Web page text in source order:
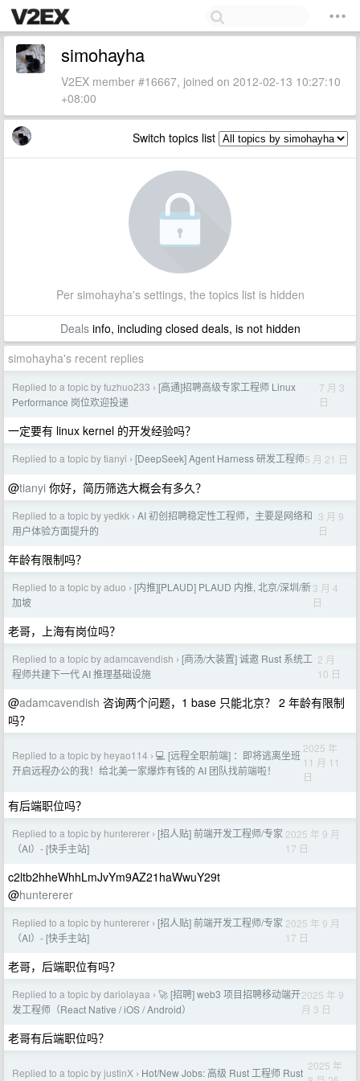
simohayha
V2EX member #16667, joined on 2012-02-13 10:27:10
+08:00
Switch topics list
Per simohayha's settings, the topics list is hidden
Dealsinfo, including closed deals, is not hidden
simohayha's recent replies
Replied to a topic by fuzhuo233 › [高通]招聘高级专家工程师 Linux
Performance 岗位欢迎投递
7 月 3
日
一定要有 linux kernel 的开发经验吗？
Replied to a topic by tianyi › [DeepSeek] Agent Harness 研发工程师5 月 21 日
@tianyi 你好，简历筛选大概会有多久？
Replied to a topic by yedkk › AI 初创招聘稳定性工程师，主要是网络和
用户体验方面提升的
3 月 9
日
年龄有限制吗？
Replied to a topic by aduo › [内推][PLAUD] PLAUD 内推, 北京/深圳/新
加坡
3 月 4
日
老哥，上海有岗位吗？
Replied to a topic by adamcavendish › [商汤/大装置] 诚邀 Rust 系统工
程师共建下一代 AI 推理基础设施
2 月
10 日
@adamcavendish 咨询两个问题，1 base 只能北京？ 2 年龄有限制
吗？
Replied to a topic by heyao114 › 💻 [远程全职前端] ：即将逃离坐班
开启远程办公的我！给北美一家爆炸有钱的 AI 团队找前端啦！
2025 年
11 月 11
日
有后端职位吗？
Replied to a topic by huntererer › [招人贴] 前端开发工程师/专家
（AI）- [快手主站]
2025 年 9 月
17 日
c2ltb2hheWhhLmJvYm9AZ21haWwuY29t
@huntererer
Replied to a topic by huntererer › [招人贴] 前端开发工程师/专家
（AI）- [快手主站]
2025 年 9 月
17 日
老哥，后端职位有吗？
Replied to a topic by dariolayaa › 🚀 [招聘] web3 项目招聘移动端开
发工程师（React Native / iOS / Android）
2025 年 9
月 3 日
老哥有后端职位吗？
Replied to a topic by justinX › Hot/New Jobs: 高级 Rust 工程师 Rust 2025 年